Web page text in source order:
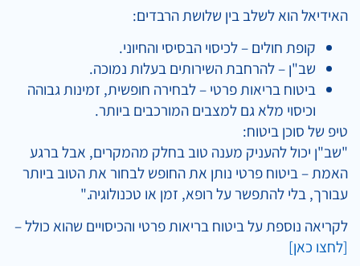
האידיאל הוא לשלב בין שלושת הרבדים:
קופת חולים – לכיסוי הבסיסי והחיוני.
שב"ן – להרחבת השירותים בעלות נמוכה.
ביטוח בריאות פרטי – לבחירה חופשית, זמינות גבוהה
וכיסוי מלא גם למצבים המורכבים ביותר.
טיפ של סוכן ביטוח:
"שב"ן יכול להעניק מענה טוב בחלק מהמקרים, אבל ברגע
האמת – ביטוח פרטי נותן את החופש לבחור את הטוב ביותר
עבורך, בלי להתפשר על רופא, זמן או טכנולוגיה."
לקריאה נוספת על ביטוח בריאות פרטי והכיסויים שהוא כולל –
[לחצו כאן]